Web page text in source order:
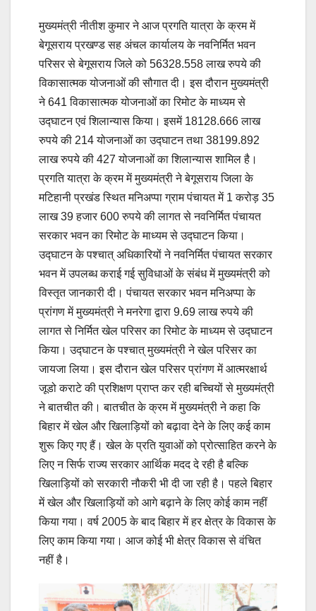
मुख्यमंत्री नीतीश कुमार ने आज प्रगति यात्रा के क्रम में
बेगूसराय प्रखण्ड सह अंचल कार्यालय के नवनिर्मित भवन
परिसर से बेगूसराय जिले को 56328.558 लाख रुपये की
विकासात्मक योजनाओं की सौगात दी। इस दौरान मुख्यमंत्री
ने 641 विकासात्मक योजनाओं का रिमोट के माध्यम से
उद्घाटन एवं शिलान्यास किया। इसमें 18128.666 लाख
रुपये की 214 योजनाओं का उद्घाटन तथा 38199.892
लाख रुपये की 427 योजनाओं का शिलान्यास शामिल है।
प्रगति यात्रा के क्रम में मुख्यमंत्री ने बेगूसराय जिला के
मटिहानी प्रखंड स्थित मनिअप्पा ग्राम पंचायत में 1 करोड़ 35
लाख 39 हजार 600 रुपये की लागत से नवनिर्मित पंचायत
सरकार भवन का रिमोट के माध्यम से उ‌द्घाटन किया।
उद्घाटन के पश्चात् अधिकारियों ने नवनिर्मित पंचायत सरकार
भवन में उपलब्ध कराई गई सुविधाओं के संबंध में मुख्यमंत्री को
विस्तृत जानकारी दी। पंचायत सरकार भवन मनिअप्पा के
प्रांगण में मुख्यमंत्री ने मनरेगा द्वारा 9.69 लाख रुपये की
लागत से निर्मित खेल परिसर का रिमोट के माध्यम से उद्घाटन
किया। उद्घाटन के पश्चात् मुख्यमंत्री ने खेल परिसर का
जायजा लिया। इस दौरान खेल परिसर प्रांगण में आत्मरक्षार्थ
जूडो कराटे की प्रशिक्षण प्राप्त कर रही बच्चियों से मुख्यमंत्री
ने बातचीत की। बातचीत के क्रम में मुख्यमंत्री ने कहा कि
बिहार में खेल और खिलाड़ियों को बढ़ावा देने के लिए कई काम
शुरू किए गए हैं। खेल के प्रति युवाओं को प्रोत्साहित करने के
लिए न सिर्फ राज्य सरकार आर्थिक मदद दे रही है बल्कि
खिलाड़ियों को सरकारी नौकरी भी दी जा रही है। पहले बिहार
में खेल और खिलाड़ियों को आगे बढ़ाने के लिए कोई काम नहीं
किया गया। वर्ष 2005 के बाद बिहार में हर क्षेत्र के विकास के
लिए काम किया गया। आज कोई भी क्षेत्र विकास से वंचित
नहीं है।